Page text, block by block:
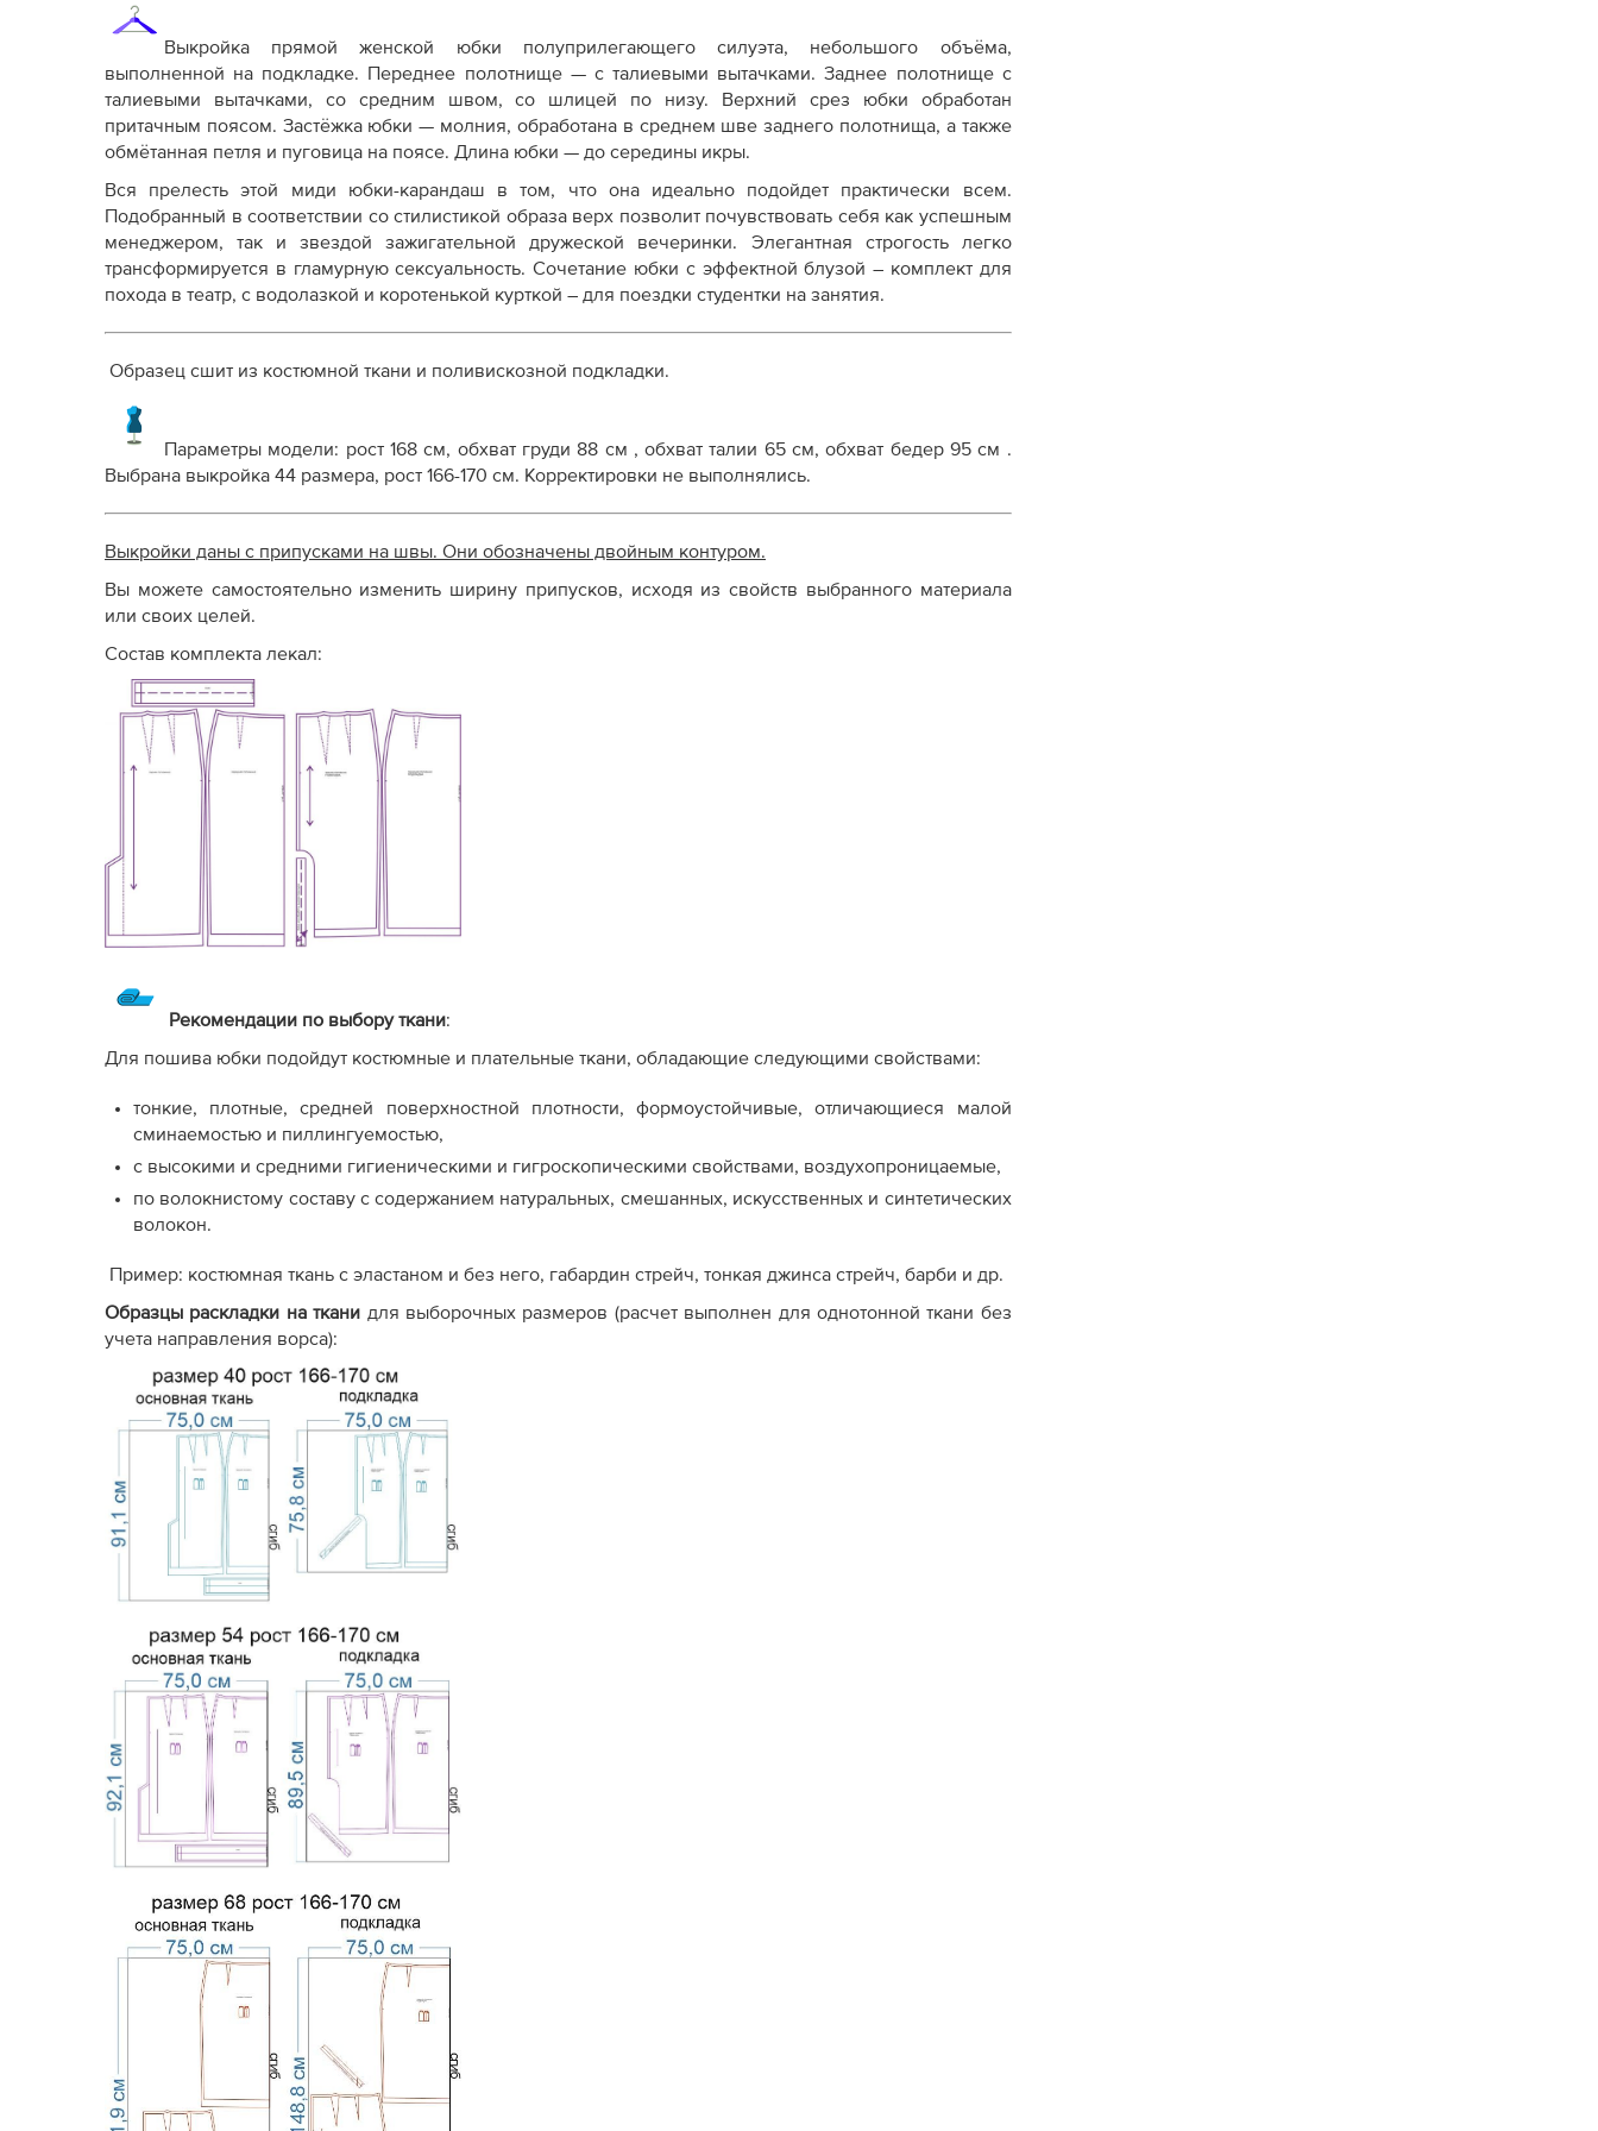
Справочник - виды швов
Терминология машинных работ
Терминология ВТО
Дополнение к технологии пошива
Как распечатывать выкройки
Как скорректировать готовую выкройку по росту
Выкройка прямой женской юбки полуприлегающего силуэта, небольшого объёма,
выполненной на подкладке. Переднее полотнище — с талиевыми вытачками. Заднее полотнище с
талиевыми вытачками, со средним швом, со шлицей по низу. Верхний срез юбки обработан
притачным поясом. Застёжка юбки — молния, обработана в среднем шве заднего полотнища, а также
обмётанная петля и пуговица на поясе. Длина юбки — до середины икры.
Вся прелесть этой миди юбки-карандаш в том, что она идеально подойдет практически всем.
Подобранный в соответствии со стилистикой образа верх позволит почувствовать себя как успешным
менеджером, так и звездой зажигательной дружеской вечеринки. Элегантная строгость легко
трансформируется в гламурную сексуальность. Сочетание юбки с эффектной блузой – комплект для
похода в театр, с водолазкой и коротенькой курткой – для поездки студентки на занятия.
Образец сшит из костюмной ткани и поливискозной подкладки.
Параметры модели: рост 168 см, обхват груди 88 см , обхват талии 65 см, обхват бедер 95 см .
Выбрана выкройка 44 размера, рост 166-170 см. Корректировки не выполнялись.
Выкройки даны с припусками на швы. Они обозначены двойным контуром.
Вы можете самостоятельно изменить ширину припусков, исходя из свойств выбранного материала
или своих целей.
Состав комплекта лекал:
Рекомендации по выбору ткани:
Для пошива юбки подойдут костюмные и плательные ткани, обладающие следующими свойствами:
тонкие, плотные, средней поверхностной плотности, формоустойчивые, отличающиеся малой
сминаемостью и пиллингуемостью,
с высокими и средними гигиеническими и гигроскопическими свойствами, воздухопроницаемые,
по волокнистому составу с содержанием натуральных, смешанных, искусственных и синтетических
волокон.
Пример: костюмная ткань с эластаном и без него, габардин стрейч, тонкая джинса стрейч, барби и др.
Образцы раскладки на ткани для выборочных размеров (расчет выполнен для однотонной ткани без
учета направления ворса):